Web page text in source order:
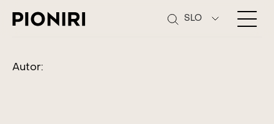
SLO
Autor: